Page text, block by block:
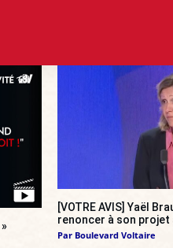
»
[VOTRE AVIS] Yaël
renoncer à son
Par Boulevard Voltaire